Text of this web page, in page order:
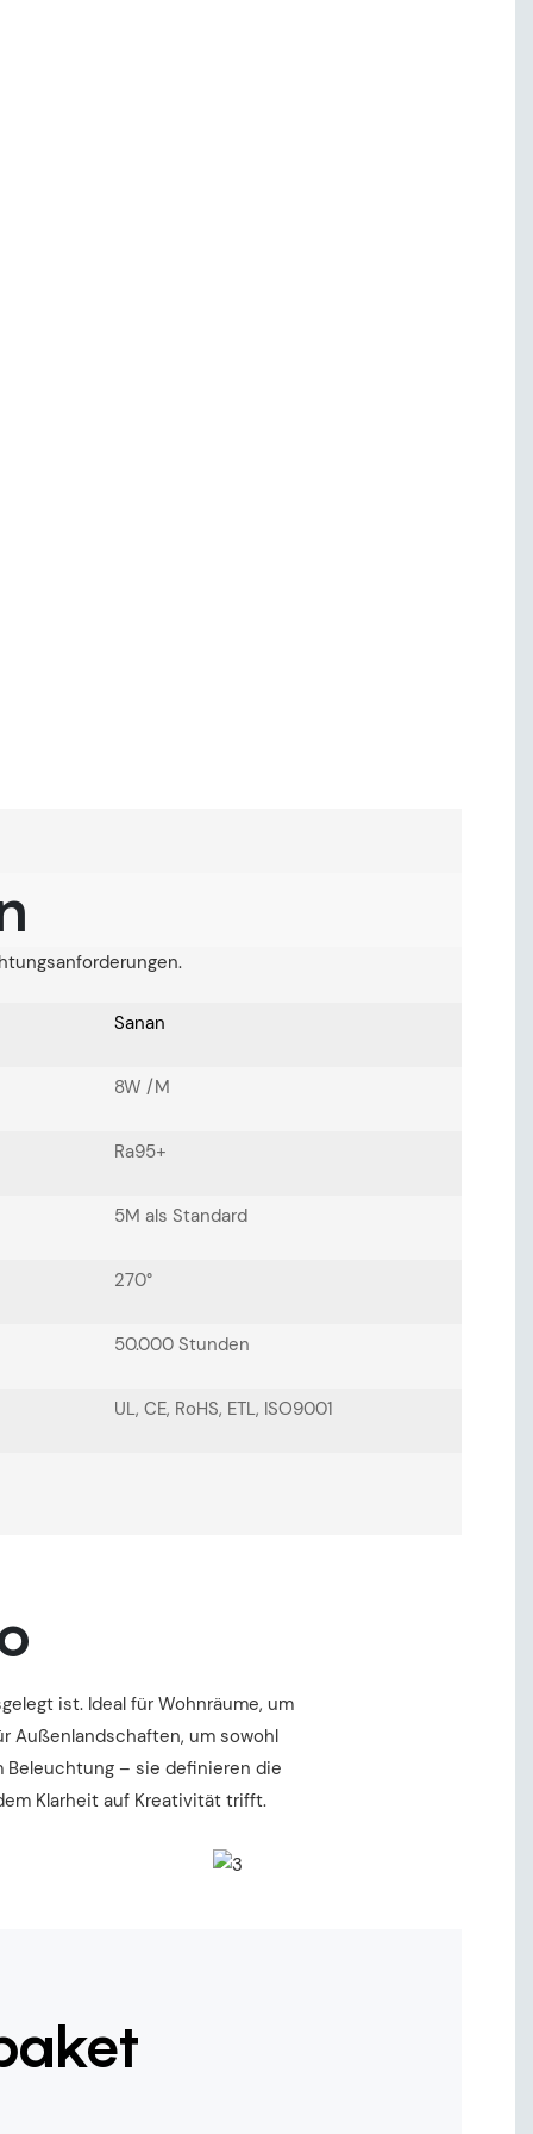
Sanan
8W /M
Ra95+
5M als Standard
270°
50.000 Stunden
UL, CE, RoHS, ETL, ISO9001
ist. Ideal für Wohnräume, um
Außenlandschaften, um sowohl
Beleuchtung – sie definieren die
Klarheit auf Kreativität trifft.